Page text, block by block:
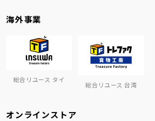
海外事業
総合リユース タイ
総合リユース 台湾
オンラインストア